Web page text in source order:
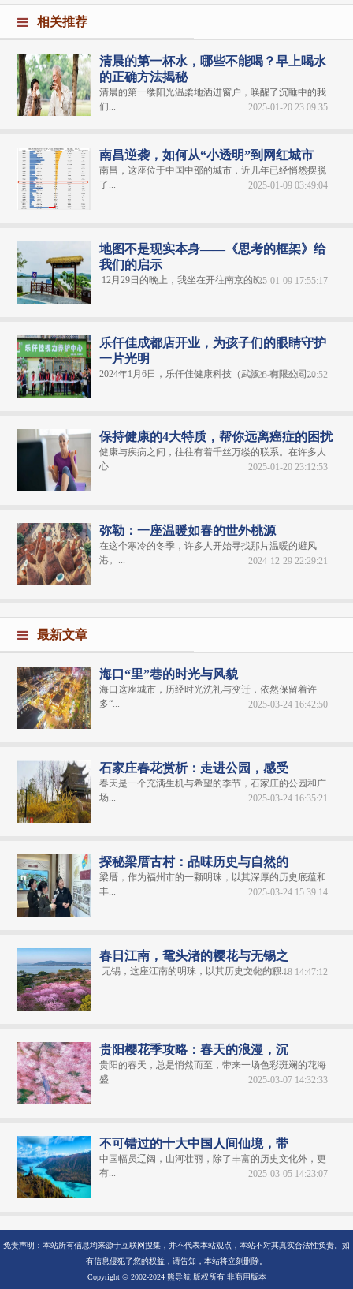
相关推荐
清晨的第一杯水，哪些不能喝？早上喝水
的正确方法揭秘
清晨的第一缕阳光温柔地洒进窗户，唤醒了沉睡中的我
们...
2025-01-20 23:09:35
南昌逆袭，如何从“小透明”到网红城市
南昌，这座位于中国中部的城市，近几年已经悄然摆脱
了...
2025-01-09 03:49:04
地图不是现实本身——《思考的框架》给
我们的启示
12月29日的晚上，我坐在开往南京的K...2025-01-09 17:55:17
乐仟佳成都店开业，为孩子们的眼睛守护
一片光明
2024年1月6日，乐仟佳健康科技（武汉）有限公司...
2025-01-12 16:20:52
保持健康的4大特质，帮你远离癌症的困扰
健康与疾病之间，往往有着千丝万缕的联系。在许多人
心...
2025-01-20 23:12:53
弥勒：一座温暖如春的世外桃源
在这个寒冷的冬季，许多人开始寻找那片温暖的避风
港。...
2024-12-29 22:29:21
最新文章
海口“里”巷的时光与风貌
海口这座城市，历经时光洗礼与变迁，依然保留着许
多“...
2025-03-24 16:42:50
石家庄春花赏析：走进公园，感受
春天是一个充满生机与希望的季节，石家庄的公园和广
场...
2025-03-24 16:35:21
探秘梁厝古村：品味历史与自然的
梁厝，作为福州市的一颗明珠，以其深厚的历史底蕴和
丰...
2025-03-24 15:39:14
春日江南，鼋头渚的樱花与无锡之
无锡，这座江南的明珠，以其历史文化的积...2025-03-18 14:47:12
贵阳樱花季攻略：春天的浪漫，沉
贵阳的春天，总是悄然而至，带来一场色彩斑斓的花海
盛...
2025-03-07 14:32:33
不可错过的十大中国人间仙境，带
中国幅员辽阔，山河壮丽，除了丰富的历史文化外，更
有...
2025-03-05 14:23:07
免责声明：本站所有信息均来源于互联网搜集，并不代表本站观点，本站不对其真实合法性负责。如
有信息侵犯了您的权益，请告知，本站将立刻删除。
Copyright © 2002-2024 熊导航 版权所有 非商用版本